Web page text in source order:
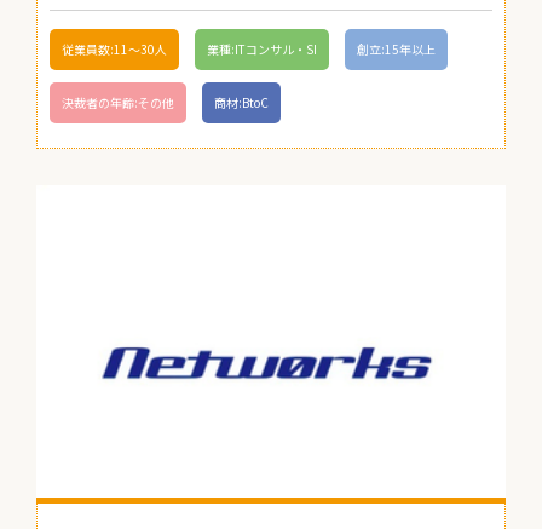
従業員数:11〜30人 業種:ITコンサル・SI 創立:15年以上
決裁者の年齢:その他 商材:BtoC